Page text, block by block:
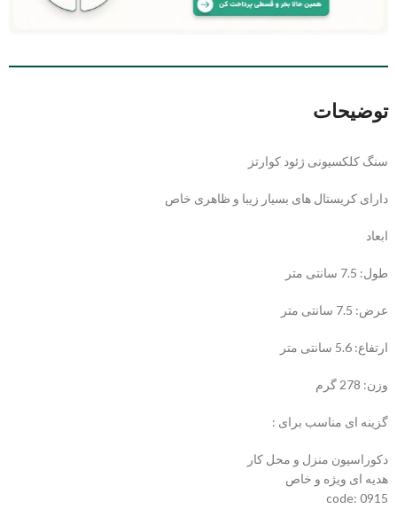
توضیحات
سنگ کلکسیونی ژئود کوارتز
دارای کریستال های بسیار زیبا و ظاهری خاص
ابعاد
طول: 7.5 سانتی متر
عرض: 7.5 سانتی متر
ارتفاع: 5.6 سانتی متر
وزن: 278 گرم
گزینه ای مناسب برای :
دکوراسیون منزل و محل کار
هدیه ای ویژه و خاص
code: 0915